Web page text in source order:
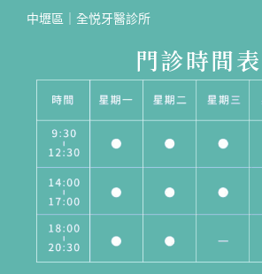
中壢區｜全悦牙醫診所
門診時間表